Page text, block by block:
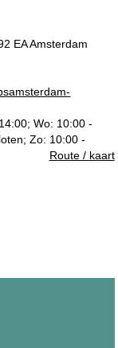
EA Amsterdam
Wo: 10:00 -
Zo: 10:00 -
Route / kaart